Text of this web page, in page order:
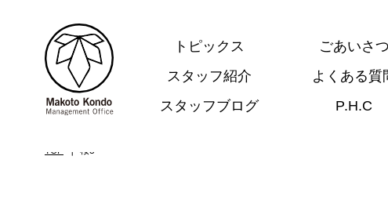
トピックス ごあいさつ
スタッフ紹介
よくある質
スタッフブログ
P.H.C
TOP 桜3